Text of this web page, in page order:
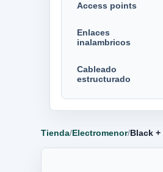
Access points
Enlaces
inalambricos
Cableado
estructurado
Tienda/Electromenor/Black